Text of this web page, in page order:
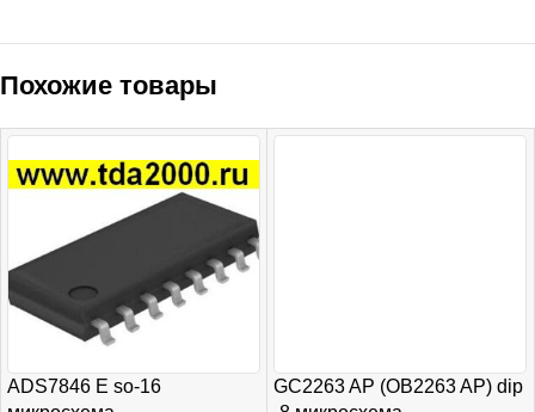
Похожие товары
ADS7846 E so-16
GC2263 AP (OB2263 AP) dip